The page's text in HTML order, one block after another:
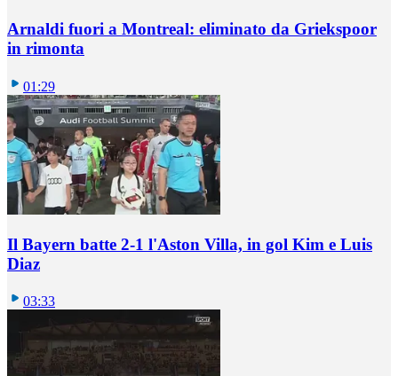
Arnaldi fuori a Montreal: eliminato da Griekspoor
in rimonta
01:29
Il Bayern batte 2-1 l'Aston Villa, in gol Kim e Luis
Diaz
03:33